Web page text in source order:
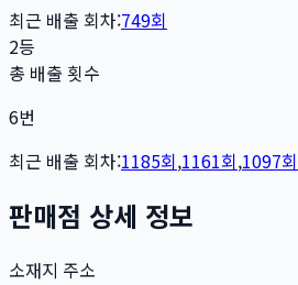
최근 배출 회차:749회
2등
총 배출 횟수
6번
최근 배출 회차:1185회,1161회,1097회
판매점 상세 정보
소재지 주소